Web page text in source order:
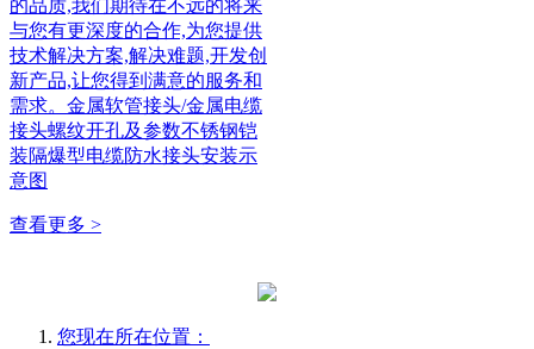
的品质,我们期待在不远的将来
与您有更深度的合作,为您提供
技术解决方案,解决难题,开发创
新产品,让您得到满意的服务和
需求。金属软管接头/金属电缆
接头螺纹开孔及参数不锈钢铠
装隔爆型电缆防水接头安装示
意图
查看更多 >
您现在所在位置：